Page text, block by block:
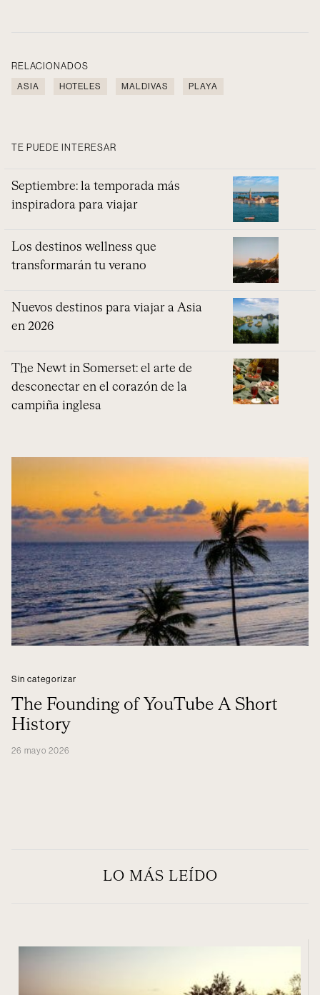
RELACIONADOS
ASIA HOTELES MALDIVAS PLAYA
TE PUEDE INTERESAR
Septiembre: la temporada más
inspiradora para viajar
Los destinos wellness que
transformarán tu verano
Nuevos destinos para viajar a Asia
en 2026
The Newt in Somerset: el arte de
desconectar en el corazón de la
campiña inglesa
Sin categorizar
The Founding of YouTube A Short
History
26 mayo 2026
LO MÁS LEÍDO